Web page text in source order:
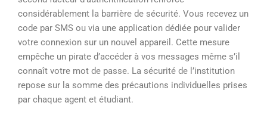
considérablement la barrière de sécurité. Vous recevez un
code par SMS ou via une application dédiée pour valider
votre connexion sur un nouvel appareil. Cette mesure
empêche un pirate d’accéder à vos messages même s’il
connaît votre mot de passe. La sécurité de l’institution
repose sur la somme des précautions individuelles prises
par chaque agent et étudiant.